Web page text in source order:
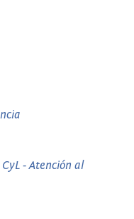
- Atención al